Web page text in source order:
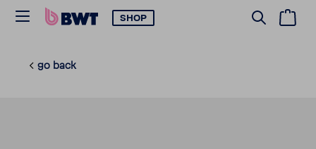
SHOP
go back